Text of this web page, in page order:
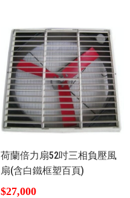
荷蘭倍力扇52吋三相負壓風
扇(含白鐵框塑百頁)
$27,000